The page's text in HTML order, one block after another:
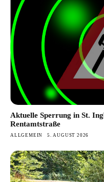
Aktuelle Sperrung in St.
Rentamtstraße
ALLGEMEIN 5. AUGUST 2026